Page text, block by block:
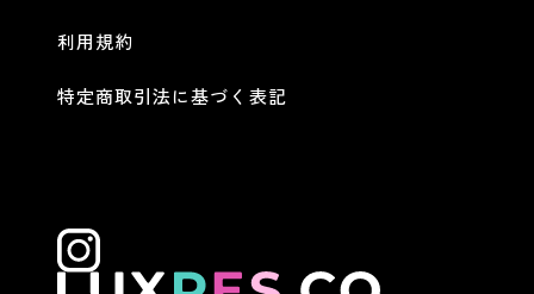
利用規約
特定商取引法に基づく表記